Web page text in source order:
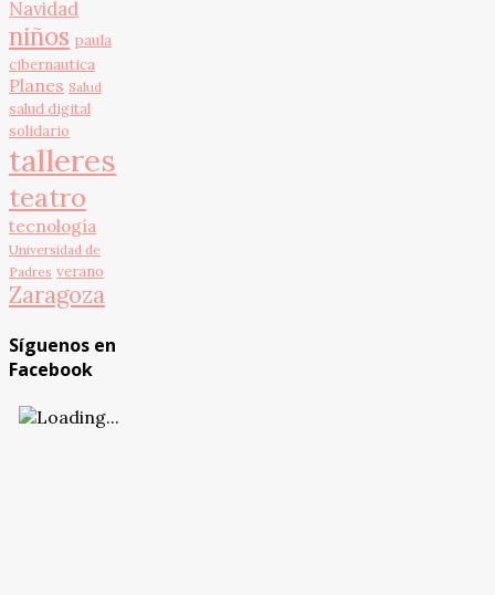
Navidad
niños paula
cibernautica
Planes Salud
salud digital
solidario
talleres
teatro
tecnología
Universidad de
Padres verano
Zaragoza
Síguenos en
Facebook